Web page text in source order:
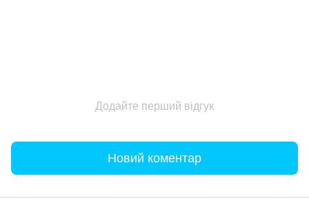
Додайте перший відгук
Новий коментар